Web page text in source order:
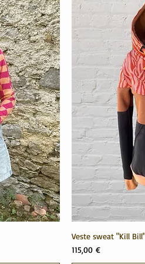
Veste sweat "Kill
Prix
115,00 €